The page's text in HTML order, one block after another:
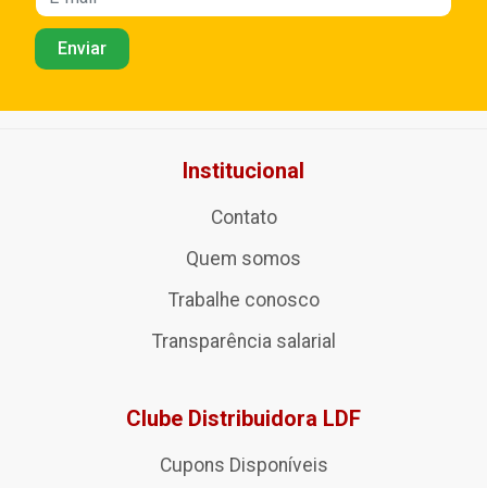
Institucional
Contato
Quem somos
Trabalhe conosco
Transparência salarial
Clube Distribuidora LDF
Cupons Disponíveis